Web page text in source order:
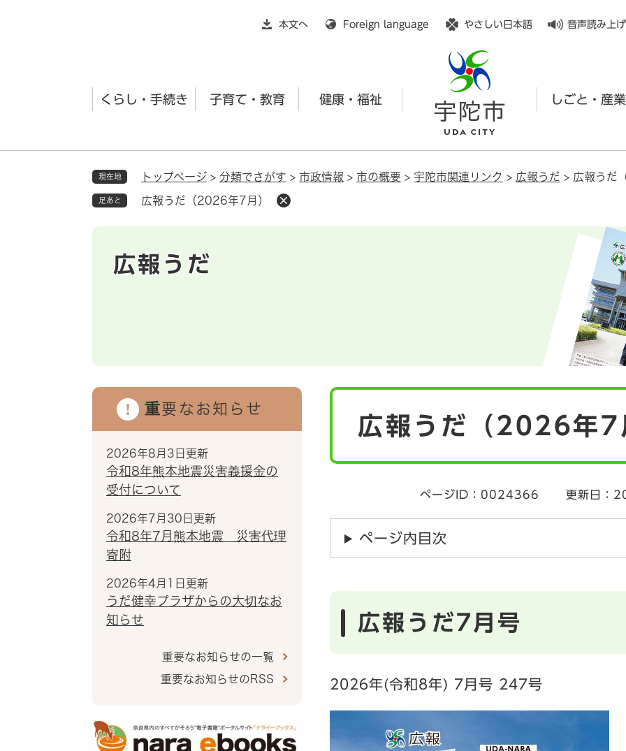
本文へ
Foreign language やさしい日本語 音声読み上げ
くらし・手続き 子育て・教育 健康・福祉 しごと・産業
現在地 トップページ > 分類でさがす > 市政情報 > 市の概要 > 宇陀市関連リンク > 広報うだ > 広報うだ
足あと 広報うだ（2026年7月）
広報うだ
広報うだ（2026年7
ページID：0024366 更新日：
ページ内目次
​広報うだ7月号
2026年(令和8年) 7月号 247号
重要なお知らせ
2026年8月3日更新
令和8年熊本地震災害義援金の
受付について
2026年7月30日更新
令和8年7月熊本地震 災害代理
寄附
2026年4月1日更新
うだ健幸プラザからの大切なお
知らせ
重要なお知らせの一覧
重要なお知らせのRSS